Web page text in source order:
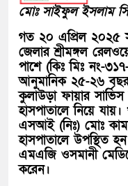
মোঃ সাইফুল ইসলাম
গত ২০ এপ্রিল ২০২৫
জেলার শ্রীমঙ্গল
পাশে (কিঃ মিঃ নং-
আনুমানিক ২৫-২৬
কুলাউড়া ফায়ার
হাসপাতালে নিয়ে
এসআই (নিঃ) মোঃ
হাসপাতালে উপস্থিত
এমএজি ওসমানী
করেন।